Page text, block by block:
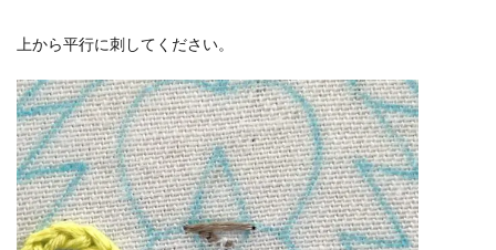
上から平行に刺してください。